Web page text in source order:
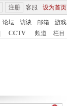
客服 设为首页
注册
论坛 访谈 邮箱
游戏
CCTV 频道 栏目